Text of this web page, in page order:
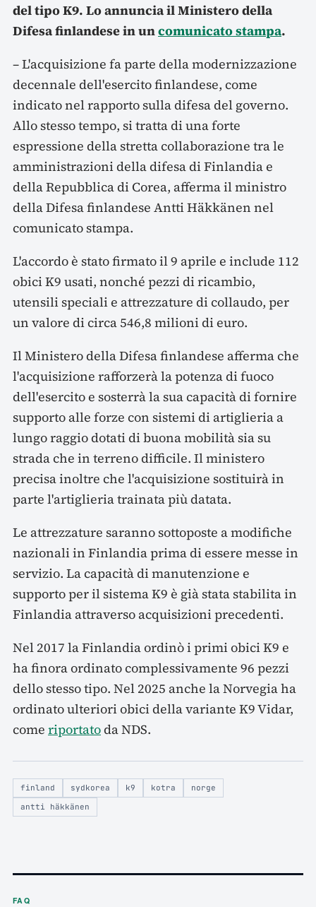
del tipo K9. Lo annuncia il Ministero della
Difesa finlandese in uncomunicato stampa.
– L'acquisizione fa parte della modernizzazione
decennale dell'esercito finlandese, come
indicato nel rapporto sulla difesa del governo.
Allo stesso tempo, si tratta di una forte
espressione della stretta collaborazione tra le
amministrazioni della difesa di Finlandia e
della Repubblica di Corea, afferma il ministro
della Difesa finlandese Antti Häkkänen nel
comunicato stampa.
L'accordo è stato firmato il 9 aprile e include 112
obici K9 usati, nonché pezzi di ricambio,
utensili speciali e attrezzature di collaudo, per
un valore di circa 546,8 milioni di euro.
Il Ministero della Difesa finlandese afferma che
l'acquisizione rafforzerà la potenza di fuoco
dell'esercito e sosterrà la sua capacità di fornire
supporto alle forze con sistemi di artiglieria a
lungo raggio dotati di buona mobilità sia su
strada che in terreno difficile. Il ministero
precisa inoltre che l'acquisizione sostituirà in
parte l'artiglieria trainata più datata.
Le attrezzature saranno sottoposte a modifiche
nazionali in Finlandia prima di essere messe in
servizio. La capacità di manutenzione e
supporto per il sistema K9 è già stata stabilita in
Finlandia attraverso acquisizioni precedenti.
Nel 2017 la Finlandia ordinò i primi obici K9 e
ha finora ordinato complessivamente 96 pezzi
dello stesso tipo. Nel 2025 anche la Norvegia ha
ordinato ulteriori obici della variante K9 Vidar,
come riportatoda NDS.
finland sydkorea k9 kotra
norge
antti häkkänen
FAQ